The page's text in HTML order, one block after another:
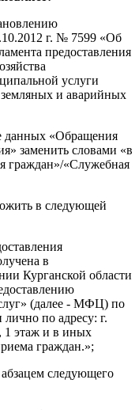
г. № 7599 «Об
предоставления
услуги
и аварийных
данных «Обращения
заменить словами «в
граждан»/«Служебная
в следующей
в
Курганской области
(далее - МФЦ) по
по адресу: г.
1 этаж и в иных
граждан.»;
следующего